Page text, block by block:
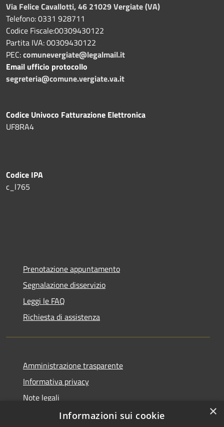
Via Felice Cavallotti, 46 21029 Vergiate (VA)
Telefono: 0331 928711
Codice Fiscale:00309430122
Partita IVA: 00309430122
PEC:comunevergiate@legalmail.it
Email ufficio protocollo
segreteria@comune.vergiate.va.it
Codice Univoco Fatturazione Elettronica
UF8RA4
Codice IPA
c_l765
Prenotazione appuntamento
Segnalazione disservizio
Leggi le FAQ
Richiesta di assistenza
Amministrazione trasparente
Informativa privacy
Note legali
Dichiarazione di accessibilità
×
Informazioni sui cookie